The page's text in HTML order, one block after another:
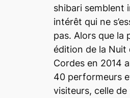
shibarisemblent
intérêt qui ne
pas. Alors que la
édition de la Nuit
Cordes en 2014
40 performeurs
visiteurs, celle de